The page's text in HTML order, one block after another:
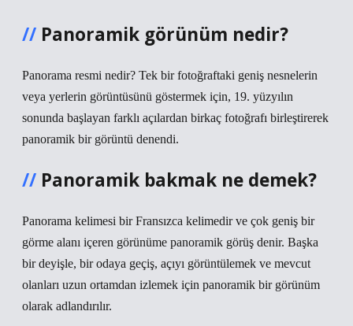
Panoramik görünüm nedir?
Panorama resmi nedir? Tek bir fotoğraftaki geniş nesnelerin
veya yerlerin görüntüsünü göstermek için, 19. yüzyılın
sonunda başlayan farklı açılardan birkaç fotoğrafı birleştirerek
panoramik bir görüntü denendi.
Panoramik bakmak ne demek?
Panorama kelimesi bir Fransızca kelimedir ve çok geniş bir
görme alanı içeren görünüme panoramik görüş denir. Başka
bir deyişle, bir odaya geçiş, açıyı görüntülemek ve mevcut
olanları uzun ortamdan izlemek için panoramik bir görünüm
olarak adlandırılır.